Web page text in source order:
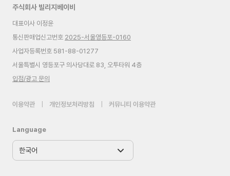
주식회사 빌리지베이비
대표이사 이정윤
통신판매업신고번호 2025-서울영등포-0160
사업자등록번호 581-88-01277
서울특별시 영등포구 의사당대로 83, 오투타워 4층
입점/광고 문의
이용약관 개인정보처리방침 커뮤니티 이용약관
Language